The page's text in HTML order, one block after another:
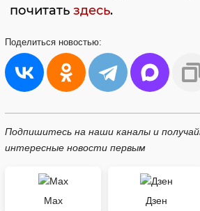
почитать здесь.
Поделиться новостью:
Подпишитесь на наши каналы и
интересные новости первым
Max Дзен